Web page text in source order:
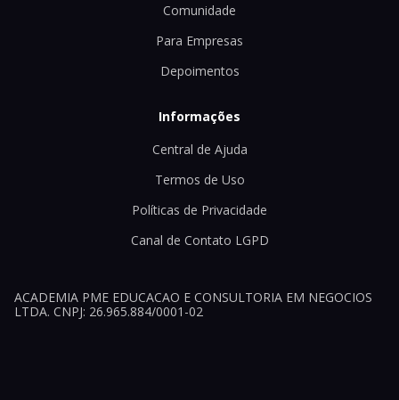
Comunidade
Para Empresas
Depoimentos
Informações
Central de Ajuda
Termos de Uso
Políticas de Privacidade
Canal de Contato LGPD
ACADEMIA PME EDUCACAO E CONSULTORIA EM NEGOCIOS
LTDA. CNPJ: 26.965.884/0001-02